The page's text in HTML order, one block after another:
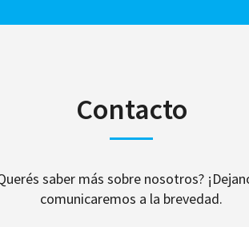
Contacto
saber más sobre nosotros?
comunicaremos a la brevedad.